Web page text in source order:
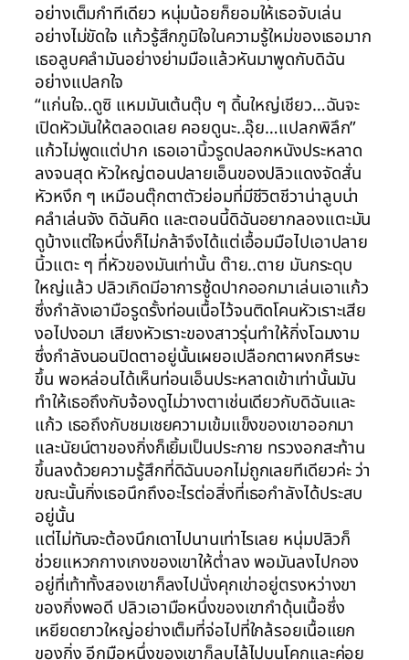
อย่างเต็มกำทีเดียว หนุ่มน้อยก็ยอมให้เธอจับเล่น
อย่างไม่ขัดใจ แก้วรู้สึกภูมิใจในความรู้ใหม่ของเธอมาก
เธอลูบคลำมันอย่างย่ามมือแล้วหันมาพูดกับดิฉัน
อย่างแปลกใจ
“แก่นใจ..ดูซิ แหมมันเต้นตุ๊บ ๆ ดิ้นใหญ่เชียว…ฉันจะ
เปิดหัวมันให้ตลอดเลย คอยดูนะ..อุ๊ย…แปลกพิลึก”
แก้วไม่พูดแต่ปาก เธอเอานิ้วรูดปลอกหนังประหลาด
ลงจนสุด หัวใหญ่ตอนปลายเอ็นของปลิวแดงจัดสั่น
หัวหงึก ๆ เหมือนตุ๊กตาตัวย่อมที่มีชีวิตชีวาน่าลูบน่า
คลำเล่นจัง ดิฉันคิด และตอนนี้ดิฉันอยากลองแตะมัน
ดูบ้างแต่ใจหนึ่งก็ไม่กล้าจึงได้แต่เอื้อมมือไปเอาปลาย
นิ้วแตะ ๆ ที่หัวของมันเท่านั้น ต๊าย..ตาย มันกระดุบ
ใหญ่แล้ว ปลิวเกิดมีอาการซู้ดปากออกมาเล่นเอาแก้ว
ซึ่งกำลังเอามือรูดรั้งท่อนเนื้อไว้จนติดโคนหัวเราะเสีย
งอไปงอมา เสียงหัวเราะของสาวรุ่นทำให้กิ่งโฉมงาม
ซึ่งกำลังนอนปิดตาอยู่นั้นเผยอเปลือกตาผงกศีรษะ
ขึ้น พอหล่อนได้เห็นท่อนเอ็นประหลาดเข้าเท่านั้นมัน
ทำให้เธอถึงกับจ้องดูไม่วางตาเช่นเดียวกับดิฉันและ
แก้ว เธอถึงกับชมเชยความเข้มแข็งของเขาออกมา
และนัยน์ตาของกิ่งก็เยิ้มเป็นประกาย ทรวงอกสะท้าน
ขึ้นลงด้วยความรู้สึกที่ดิฉันบอกไม่ถูกเลยทีเดียวค่ะ ว่า
ขณะนั้นกิ่งเธอนึกถึงอะไรต่อสิ่งที่เธอกำลังได้ประสบ
อยู่นั้น
แต่ไม่ทันจะต้องนึกเดาไปนานเท่าไรเลย หนุ่มปลิวก็
ช่วยแหวกกางเกงของเขาให้ต่ำลง พอมันลงไปกอง
อยู่ที่เท้าทั้งสองเขาก็ลงไปนั่งคุกเข่าอยู่ตรงหว่างขา
ของกิ่งพอดี ปลิวเอามือหนึ่งของเขากำดุ้นเนื้อซึ่ง
เหยียดยาวใหญ่อย่างเต็มที่จ่อไปที่ใกล้รอยเนื้อแยก
ของกิ่ง อีกมือหนึ่งของเขาก็ลูบไล้ไปบนโคกและค่อย